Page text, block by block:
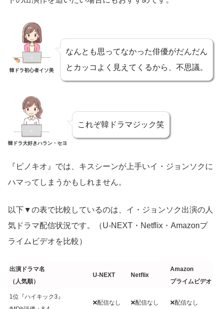
韓ドラ初心者イソ美
なんとも思ってなかった俳優がだんだん
とカッコよく見えてくるから、不思議。
韓ドラ大好きハラン・セヨ
これぞ韓ドラマジック笑
『ピノキオ』では、キスシーンが上手いイ・ジョンソクに
ハマってしまうかもしれません。
以下▼の表で比較しているのは、イ・ジョンソク出演の人
気ドラマ配信状況です。（U-NEXT・Netflix・Amazonプ
ライムビデオを比較）
出演ドラマ名
（人気順）
U-NEXT Netflix
Amazon
プライムビデオ
1位『ハイキック3』
❌配信なし ❌配信なし ❌配信なし